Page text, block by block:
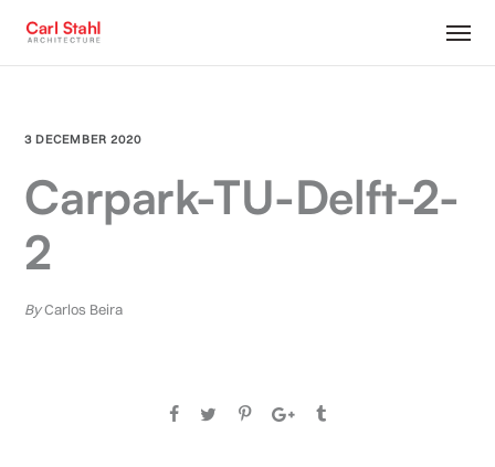
3 DECEMBER 2020
Carpark-TU-Delft-2-
2
ByCarlos Beira